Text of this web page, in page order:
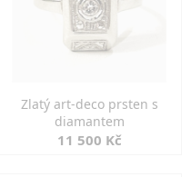
Zlatý art-deco prsten s
diamantem
11 500 Kč